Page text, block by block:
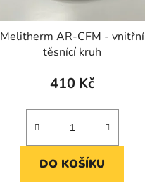
Melitherm AR-CFM - vnitřní
těsnící kruh
410 Kč
DO KOŠÍKU